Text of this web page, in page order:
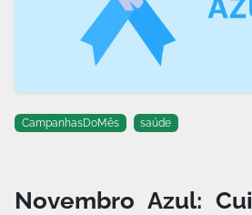
CampanhasDoMês saúde
Novembro Azul: